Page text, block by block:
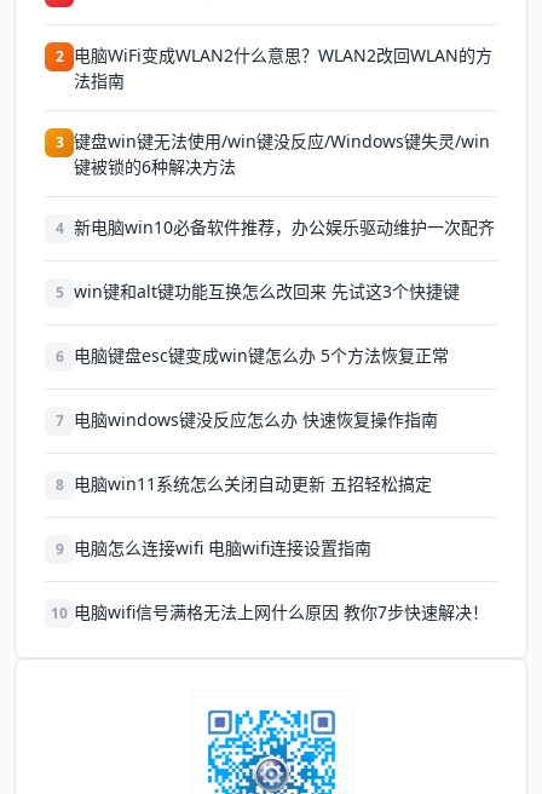
2 电脑WiFi变成WLAN2什么意思？WLAN2改回WLAN的方
法指南
3 键盘win键无法使用/win键没反应/Windows键失灵/win
键被锁的6种解决方法
4 新电脑win10必备软件推荐，办公娱乐驱动维护一次配齐
5 win键和alt键功能互换怎么改回来 先试这3个快捷键
6 电脑键盘esc键变成win键怎么办 5个方法恢复正常
7 电脑windows键没反应怎么办 快速恢复操作指南
8 电脑win11系统怎么关闭自动更新 五招轻松搞定
9 电脑怎么连接wifi 电脑wifi连接设置指南
10 电脑wifi信号满格无法上网什么原因 教你7步快速解决！